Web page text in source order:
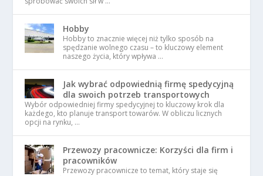
Hobby
Hobby to znacznie więcej niż tylko sposób na
spędzanie wolnego czasu – to kluczowy element
naszego życia, który wpływa …
Jak wybrać odpowiednią firmę spedycyjną
dla swoich potrzeb transportowych
Wybór odpowiedniej firmy spedycyjnej to kluczowy krok dla
każdego, kto planuje transport towarów. W obliczu licznych
opcji na rynku, …
Przewozy pracownicze: Korzyści dla firm i
pracowników
Przewozy pracownicze to temat, który staje się